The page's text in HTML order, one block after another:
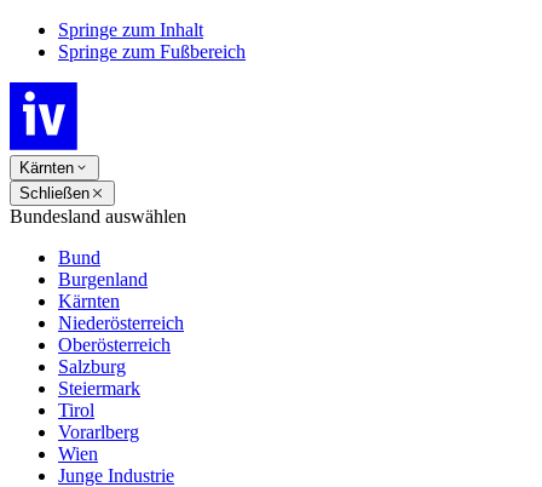
Springe zum Inhalt
Springe zum Fußbereich
Kärnten
Schließen
Bundesland auswählen
Bund
Burgenland
Kärnten
Niederösterreich
Oberösterreich
Salzburg
Steiermark
Tirol
Vorarlberg
Wien
Junge Industrie